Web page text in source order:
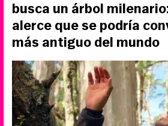
busca un árbol
alerce que se podría
más antiguo del mundo